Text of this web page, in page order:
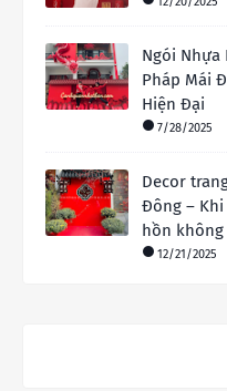
Ngói Nhựa
Pháp Mái
Hiện Đại
7/28/2025
Decor
Đông –
hồn không
12/21/2025